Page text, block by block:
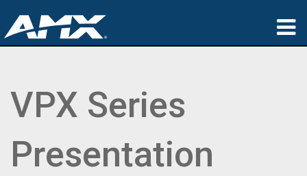
Applications
Où acheter
VPX Series
Presentation